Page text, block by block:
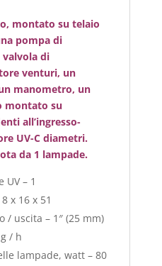
montato su telaio
pompa di
valvola di
venturi, un
manometro, un
su
all’ingresso-
UV-Cdiametri.
da 1 lampade.
– 1
x 16 x 51
/ uscita – 1″ (25 mm)
/ h
lampade, watt – 80